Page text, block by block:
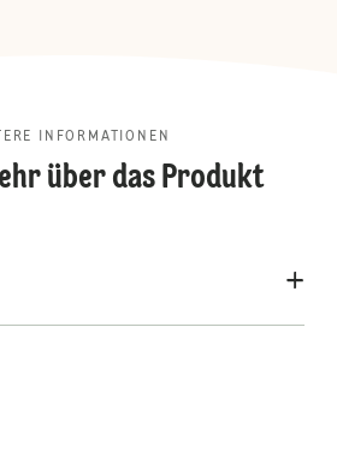
INFORMATIONEN
über das Produkt